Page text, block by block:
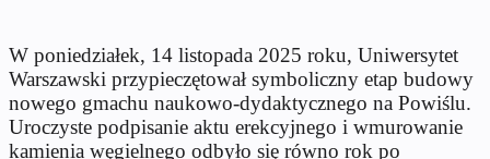
W poniedziałek, 14 listopada 2025 roku, Uniwersytet
Warszawski przypieczętował symboliczny etap budowy
nowego gmachu naukowo-dydaktycznego na Powiślu.
Uroczyste podpisanie aktu erekcyjnego i wmurowanie
kamienia węgielnego odbyło się równo rok po